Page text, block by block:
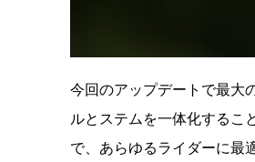
今回のアップデートで最大
ルとステムを一体化するこ
で、あらゆるライダーに最